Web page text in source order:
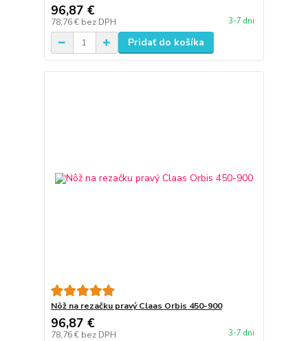
96,87 €
78,76 € bez DPH 3-7 dni
Pridať do košíka
Nôž na rezačku pravý Claas Orbis 450-900
96,87 €
78,76 € bez DPH 3-7 dni